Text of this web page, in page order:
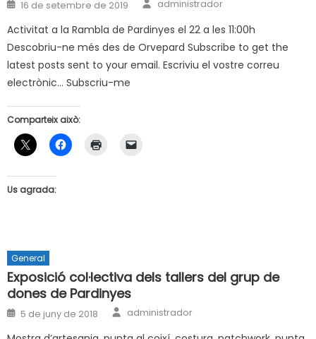
on
16 de setembre de 2019 administrador
Activitat a la Rambla de Pardinyes el 22 a les 11:00h
Descobriu-ne més des de Orvepard Subscribe to get the
latest posts sent to your email. Escriviu el vostre correu
electrònic… Subscriu-me
Comparteix això:
Us agrada:
General
Exposició col·lectiva dels tallers del grup de
dones de Pardinyes
Posted
on
5 de juny de 2018 Author
administrador